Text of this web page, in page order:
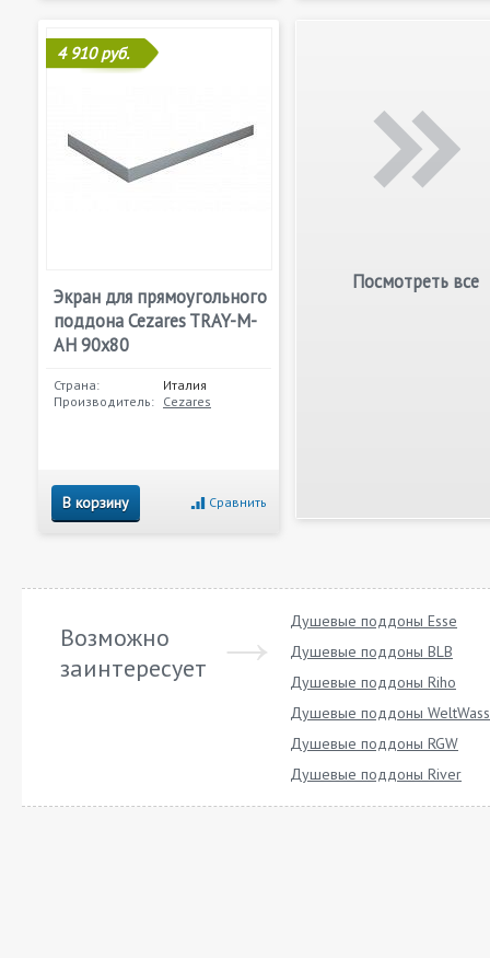
4 910 руб.
Экран для прямоугольного
поддона Cezares TRAY-M-
AH 90х80
Страна:
Италия
Производитель: Cezares
В корзину Сравнить
Посмотреть все
Возможно
заинтересует
Душевые поддоны Esse
Душевые поддоны BLB
Душевые поддоны Riho
Душевые поддоны
Душевые поддоны RGW
Душевые поддоны River